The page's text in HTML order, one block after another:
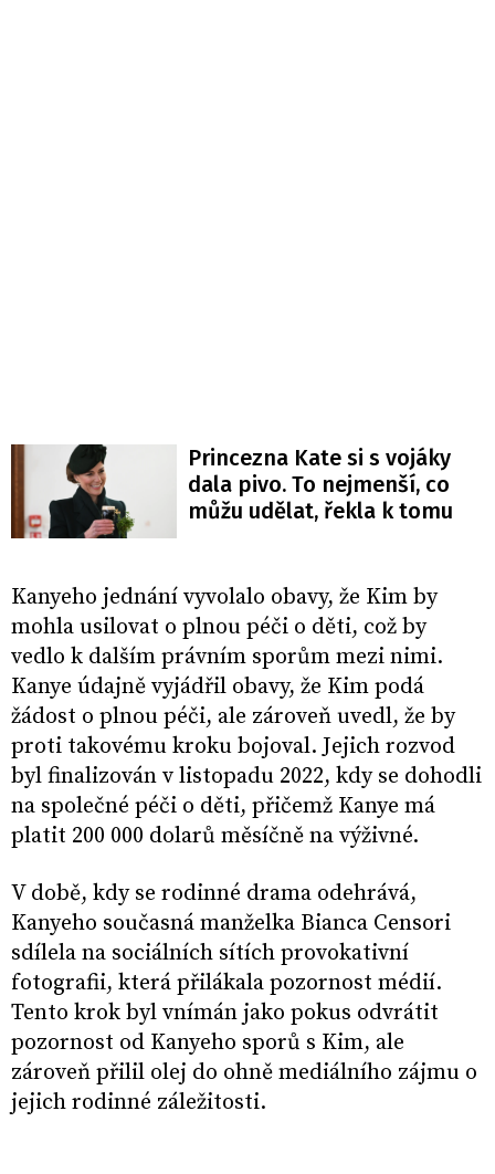
Princezna Kate si s vojáky
dala pivo. To nejmenší, co
můžu udělat, řekla k tomu
Kanyeho jednání vyvolalo obavy, že Kim by
mohla usilovat o plnou péči o děti, což by
vedlo k dalším právním sporům mezi nimi.
Kanye údajně vyjádřil obavy, že Kim podá
žádost o plnou péči, ale zároveň uvedl, že by
proti takovému kroku bojoval. Jejich rozvod
byl finalizován v listopadu 2022, kdy se dohodli
na společné péči o děti, přičemž Kanye má
platit 200 000 dolarů měsíčně na výživné.
V době, kdy se rodinné drama odehrává,
Kanyeho současná manželka Bianca Censori
sdílela na sociálních sítích provokativní
fotografii, která přilákala pozornost médií.
Tento krok byl vnímán jako pokus odvrátit
pozornost od Kanyeho sporů s Kim, ale
zároveň přilil olej do ohně mediálního zájmu o
jejich rodinné záležitosti.